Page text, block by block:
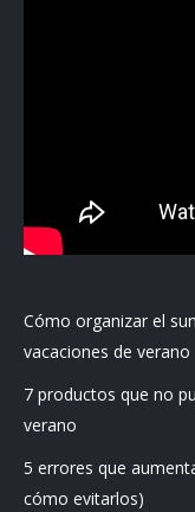
Cómo organizar el
vacaciones de verano
7 productos que no
verano
5 errores que
cómo evitarlos)